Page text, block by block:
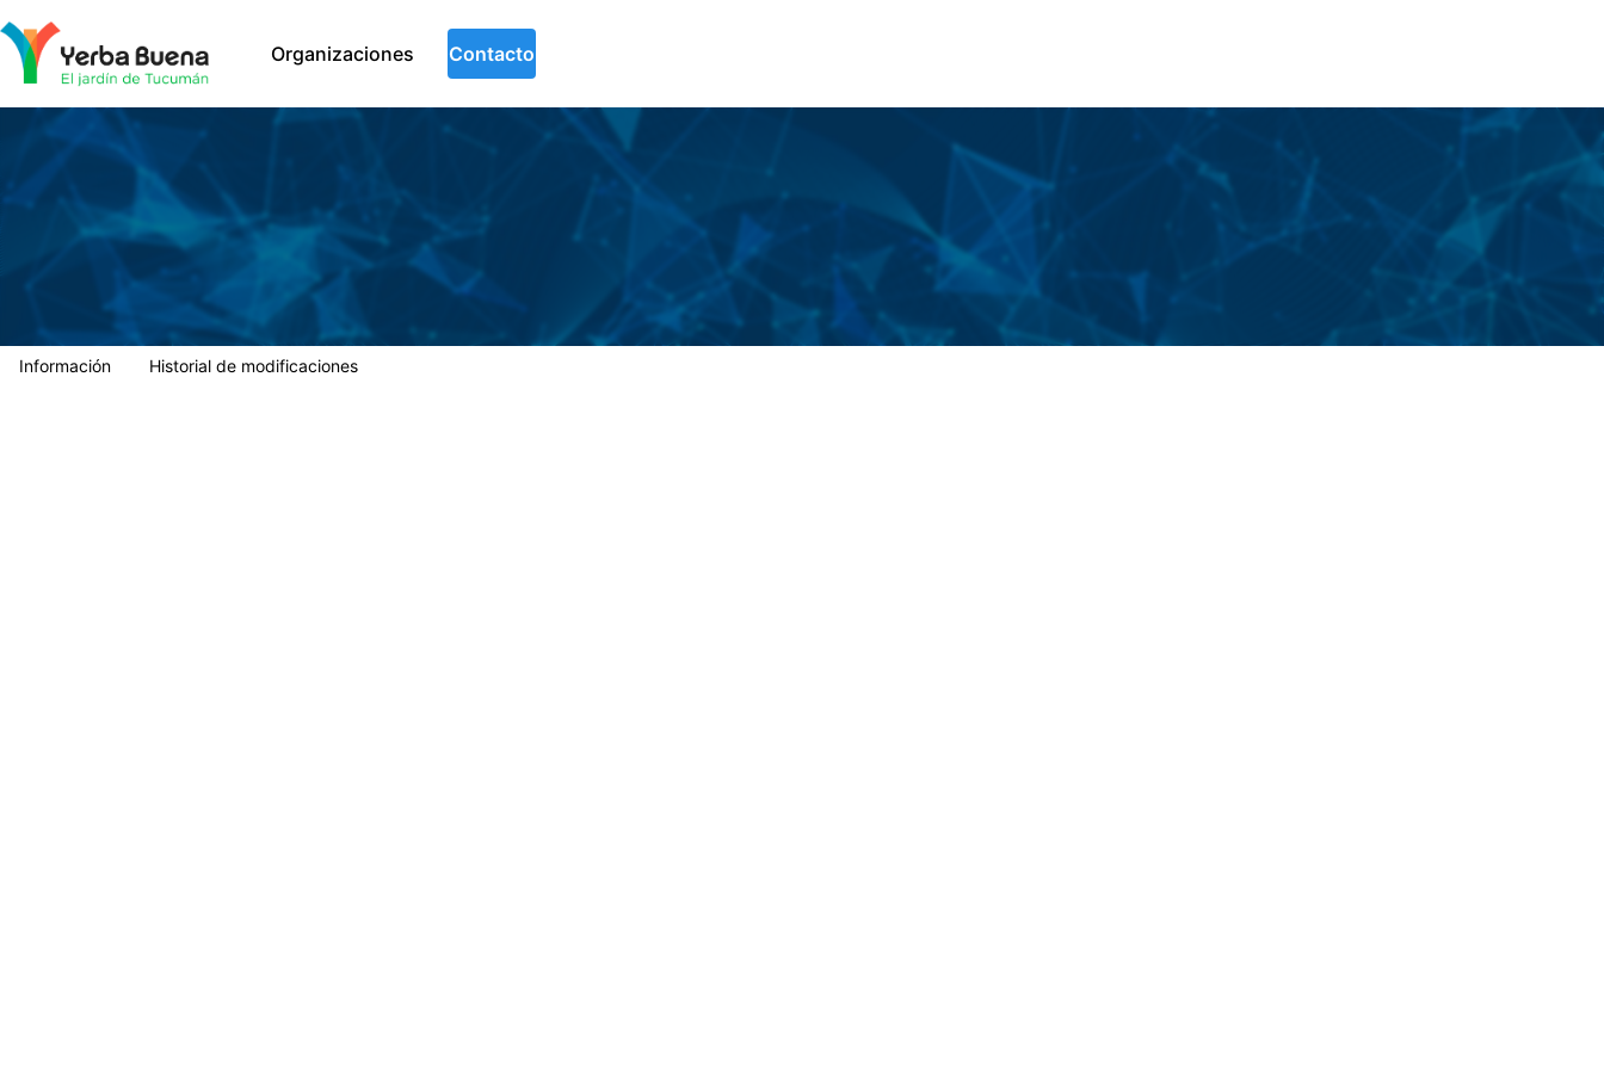
Organizaciones Contacto
Información Historial de modificaciones